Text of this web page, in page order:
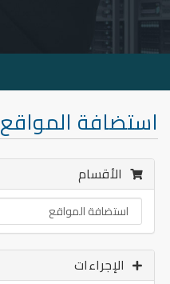
استضافة المواقع
الأقسام
الإجراءات